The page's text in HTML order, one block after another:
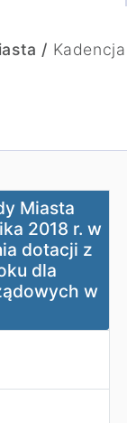
/ Kadencja
Oświęcim z
Miasta
2018 r. w
dotacji z
dla
w